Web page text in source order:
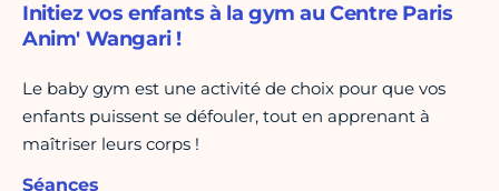
Initiez vos enfants à la gym au Centre Paris
Anim' Wangari !
Le baby gym est une activité de choix pour que vos
enfants puissent se défouler, tout en apprenant à
maîtriser leurs corps !
Séances